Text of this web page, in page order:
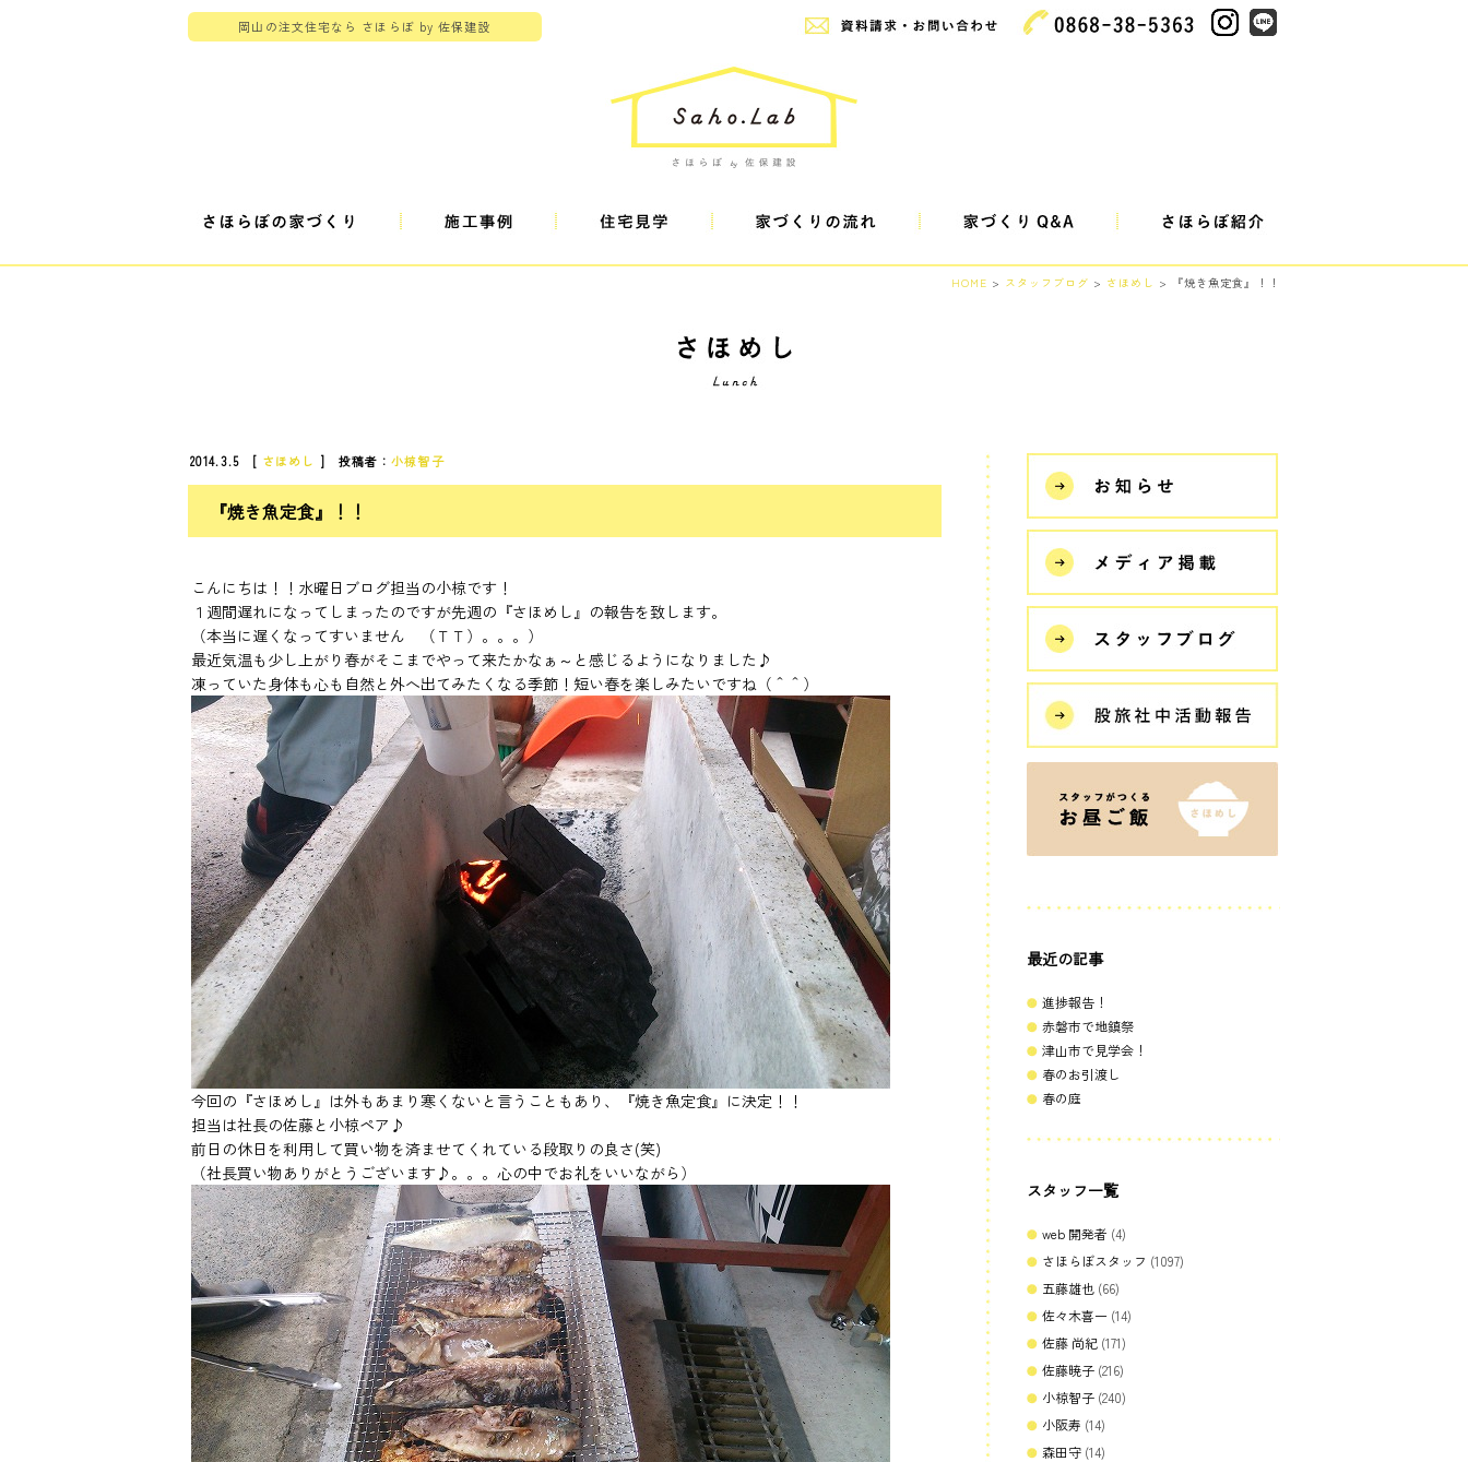
岡山の注文住宅なら さほらぼ by 佐保建設
HOME > スタッフブログ > さほめし > 『焼き魚定食』！！
2014.3.5 [ さほめし ] 投稿者：小椋智子
『焼き魚定食』！！
こんにちは！！水曜日ブログ担当の小椋です！
１週間遅れになってしまったのですが先週の『さほめし』の報告を致します。
（本当に遅くなってすいません （ＴＴ）。。。）
最近気温も少し上がり春がそこまでやって来たかなぁ～と感じるようになりました♪
凍っていた身体も心も自然と外へ出てみたくなる季節！短い春を楽しみたいですね（＾＾）
今回の『さほめし』は外もあまり寒くないと言うこともあり、『焼き魚定食』に決定！！
担当は社長の佐藤と小椋ペア♪
前日の休日を利用して買い物を済ませてくれている段取りの良さ(笑)
（社長買い物ありがとうございます♪。。。心の中でお礼をいいながら）
最近の記事
進捗報告！
赤磐市で地鎮祭
津山市で見学会！
春のお引渡し
春の庭
スタッフ一覧
web 開発者 (4)
さほらぼスタッフ (1097)
五藤雄也 (66)
佐々木喜一 (14)
佐藤 尚紀 (171)
佐藤暁子 (216)
小椋智子 (240)
小阪寿 (14)
森田守 (14)